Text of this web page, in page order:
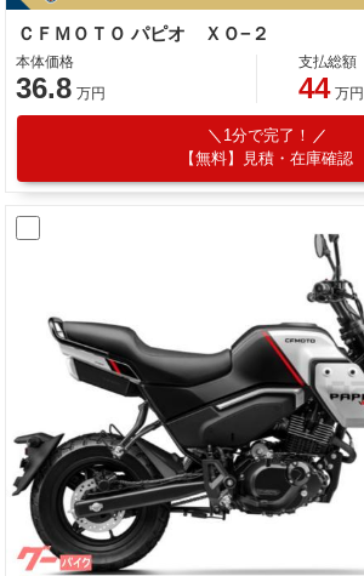
ＣＦＭＯＴＯ パピオ ＸＯ−２
本体価格
36.8 万円
支払総額
44 万円
1分で完了！
【無料】見積・在庫確認